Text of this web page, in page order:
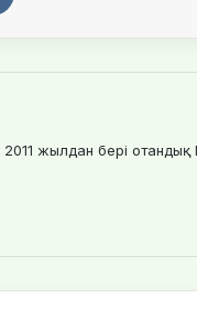
жылдан бері отандық